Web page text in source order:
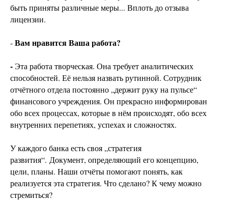
быть приняты различные меры... Вплоть до отзыва
лицензии.
-Вам нравится Ваша работа?
-Эта работа творческая. Она требует аналитических
способностей. Её нельзя назвать рутинной. Сотрудник
отчётного отдела постоянно „держит руку на пульсе“
финансового учреждения. Он прекрасно информирован
обо всех процессах, которые в нём происходят, обо всех
внутренних перепетиях, успехах и сложностях.
У каждого банка есть своя „стратегия
развития“. Документ, определяющий его концепцию,
цели, планы. Наши отчёты помогают понять, как
реализуется эта стратегия. Что сделано? К чему можно
стремиться?